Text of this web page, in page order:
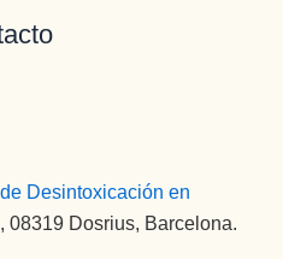
Desintoxicación en
08319 Dosrius, Barcelona.